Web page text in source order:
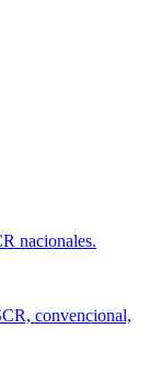
nacionales.
convencional,